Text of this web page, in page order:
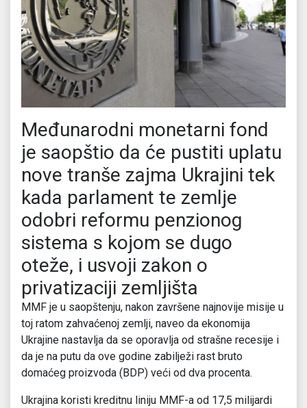
Međunarodni monetarni fond
je saopštio da će pustiti uplatu
nove tranše zajma Ukrajini tek
kada parlament te zemlje
odobri reformu penzionog
sistema s kojom se dugo
oteže, i usvoji zakon o
privatizaciji zemljišta
MMF je u saopštenju, nakon završene najnovije misije u
toj ratom zahvaćenoj zemlji, naveo da ekonomija
Ukrajine nastavlja da se oporavlja od strašne recesije i
da je na putu da ove godine zabilježi rast bruto
domaćeg proizvoda (BDP) veći od dva procenta.
Ukrajina koristi kreditnu liniju MMF-a od 17,5 milijardi